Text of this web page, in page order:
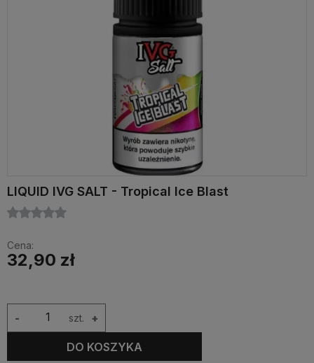
LIQUID IVG SALT - Tropical Ice Blast
Cena:
32,90 zł
szt. +
-
DO KOSZYKA